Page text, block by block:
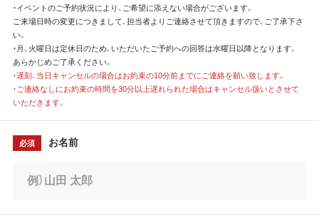
・イベントのご予約状況により、ご希望に添えない場合がございます。
ご来場日時の変更につきまして、担当者よりご連絡させて頂きますので、ご了承下さ
い。
・月、火曜日は定休日のため、いただいたご予約への回答は水曜日以降となります。
あらかじめご了承ください。
・遅刻、当日キャンセルの場合はお約束の10分前までにご連絡を願い致します。
・ご連絡なしにお約束の時間を30分以上遅れられた場合はキャンセル扱いとさせて
いただきます。
必須 お名前